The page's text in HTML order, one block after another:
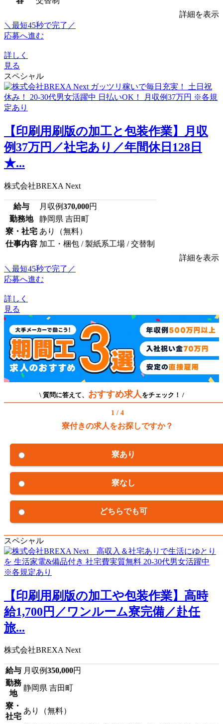
詳細を表示
＼最短45秒で完了／
応募へ進む
詳しく
見る
スペシャル
【印刷用刷版の加工と包装作業】月収
例37万円／社宅あり／年間休日128日
★...
株式会社BREXA Next
給与 月収例370,000円
勤務地
静岡県 吉田町
寮・社宅 あり（無料）
仕事内容 加工・梱包 / 製紙系工場 / 交替制
詳細を表示
＼最短45秒で完了／
応募へ進む
詳しく
見る
\ 質問に答えて、 おすすめ求人 をチェック！ /
1 / 4
寮付きの求人をお探しですか？
寮あり
寮なし
どちらでも可
スペシャル
【印刷用刷版の加工や包装作業】高時
給1,700円／ワンルーム寮完備／赴任
旅...
株式会社BREXA Next
給与 月収例350,000円
勤務
地
静岡県 吉田町
寮・
社宅
あり（無料）